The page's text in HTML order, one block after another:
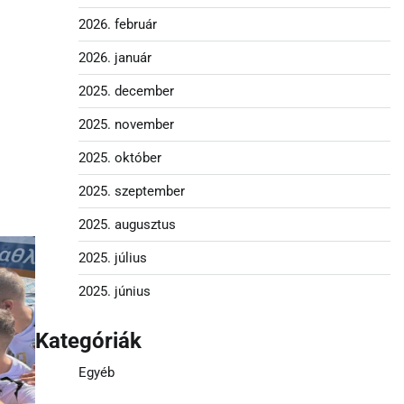
2026. február
2026. január
2025. december
2025. november
2025. október
2025. szeptember
2025. augusztus
2025. július
2025. június
Kategóriák
Egyéb